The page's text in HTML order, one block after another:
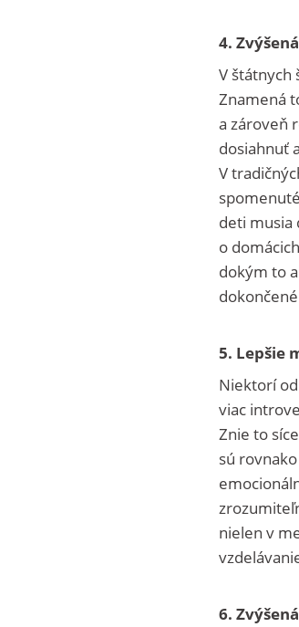
4.
V štátnych
Znamená
a zároveň
dosiahnuť
V
deti musia
o
dokým to
5. Lepšie
Niektorí
viac
Znie to
sú
nielen v
6.